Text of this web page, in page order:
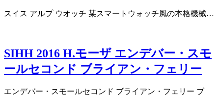
スイス アルプ ウオッチ 某スマートウォッチ風の本格機械…
SIHH 2016 H.モーザ エンデバー・スモ
ールセコンド ブライアン・フェリー
エンデバー・スモールセコンド ブライアン・フェリー ブ